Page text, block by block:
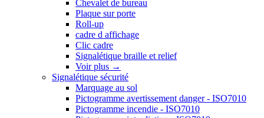
Chevalet de bureau
Plaque sur porte
Roll-up
cadre d affichage
Clic cadre
Signalétique braille et relief
Voir plus →
Signalétique sécurité
Marquage au sol
Pictogramme avertissement danger - ISO7010
Pictogramme incendie - ISO7010